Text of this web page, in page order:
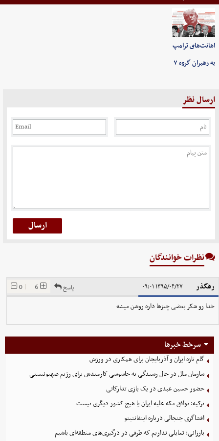
اهانت‌های ترامپ
به رهبران گروه ۷
ارسال نظر
نظرات خوانندگان
رهگذر ۱۳۹۵/۰۴/۲۷ ۰۹:۰۱ 6
|
0 پاسخ
خدا رو شکر بعضی چیزها داره روشن میشه
سرخط خبرها
گام تازه ایران و آذربایجان برای همکاری در ورزش
سازمان ملل در حال رسیدگی به جاسوسی کارمندش برای رژیم صهیونیستی
حضور حسین عبدی در یک بازی تدارکاتی
ترکیه: توافق مکه علیه ایران یا هیچ کشور دیگری نیست
افشاگری جنجالی درباره اینفانتینو
بارزانی: تمایلی نداریم که طرفی در درگیری‌های منطقه‌ای باشیم